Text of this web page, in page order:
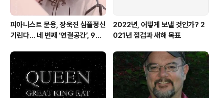
피아니스트 문용, 장욱진 심플정신
기린다… 네 번째 ‘연결공간’, 9월
2022년, 어떻게 보낼 것인가? 2
021년 점검과 새해 목표